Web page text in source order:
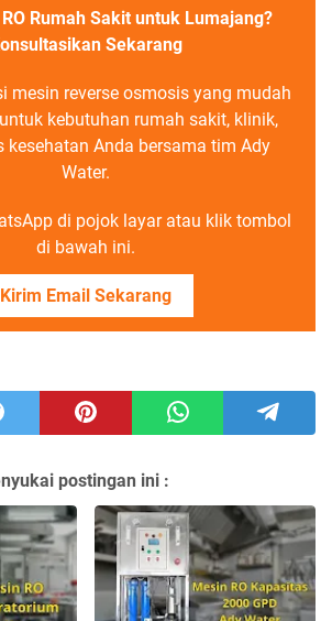
Rumah Sakit untuk Lumajang?
Sekarang
mesin reverse osmosis yang mudah
kebutuhan rumah sakit, klinik,
kesehatan Anda bersama tim Ady
Water.
di pojok layar atau klik tombol
di bawah ini.
Kirim Email Sekarang
postingan ini :